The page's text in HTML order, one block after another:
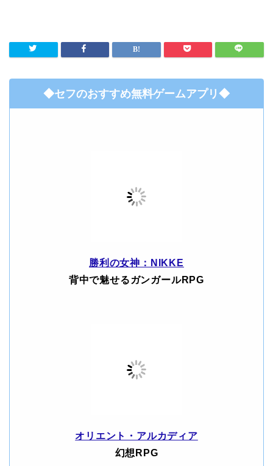
◆セフのおすすめ無料ゲームアプリ◆
勝利の女神：NIKKE
背中で魅せるガンガールRPG
オリエント・アルカディア
幻想RPG